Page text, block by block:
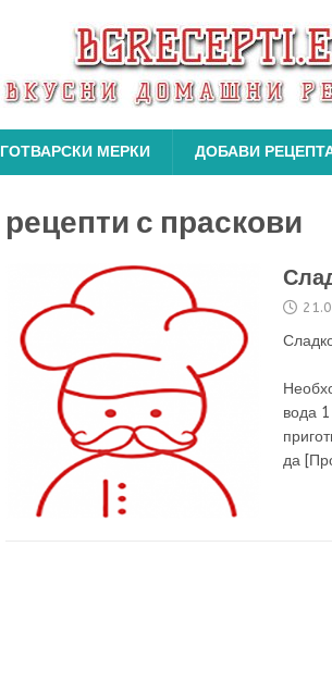
ГОТВАРСКИ МЕРКИ ДОБАВИ
рецепти с праскови
вода
да